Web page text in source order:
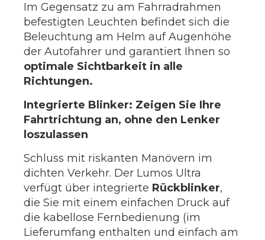
Im Gegensatz zu am Fahrradrahmen
befestigten Leuchten befindet sich die
Beleuchtung am Helm auf Augenhöhe
der Autofahrer und garantiert Ihnen so
optimale Sichtbarkeit in alle
Richtungen.
Integrierte Blinker: Zeigen Sie Ihre
Fahrtrichtung an, ohne den Lenker
loszulassen
Schluss mit riskanten Manövern im
dichten Verkehr. Der Lumos Ultra
verfügt über integrierte Rückblinker,
die Sie mit einem einfachen Druck auf
die kabellose Fernbedienung (im
Lieferumfang enthalten und einfach am